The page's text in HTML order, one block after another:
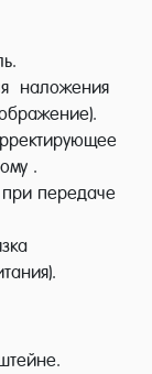
основой
хорошего
на
так
наложения
.
передаче